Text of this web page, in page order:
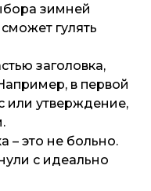
зимней
гулять
заголовка,
в первой
или утверждение,
– это не больно.
с идеально